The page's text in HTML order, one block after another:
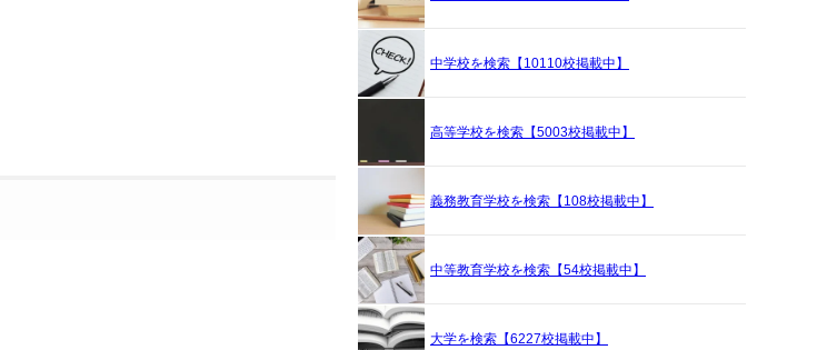
中学校を検索【10110校掲載中】
高等学校を検索【5003校掲載中】
義務教育学校を検索【108校掲載中】
中等教育学校を検索【54校掲載中】
大学を検索【6227校掲載中】